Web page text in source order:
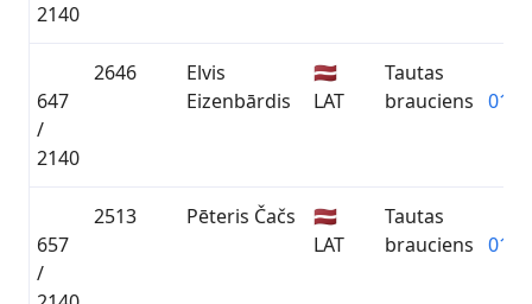
2140
647
/
2140
2646
Elvis
Eizenbārdis
🇱🇻
LAT
Tautas
brauciens
657
/
2513 Pēteris Čačs
🇱🇻
LAT
Tautas
brauciens